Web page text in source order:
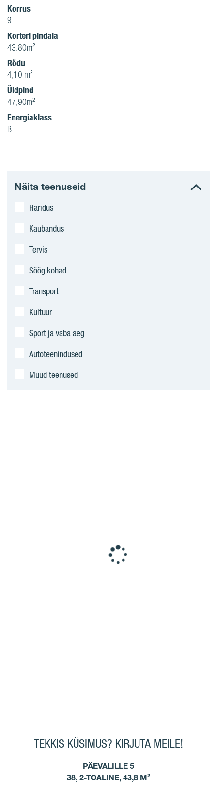
Korrus
9
Korteri pindala
43,80m²
Rõdu
4,10 m²
Üldpind
47,90m²
Energiaklass
B
Näita teenuseid
Haridus
Kaubandus
Tervis
Söögikohad
Transport
Kultuur
Sport ja vaba aeg
Autoteenindused
Muud teenused
TEKKIS KÜSIMUS? KIRJUTA MEILE!
PÄEVALILLE 5
38, 2-TOALINE, 43,8 M²